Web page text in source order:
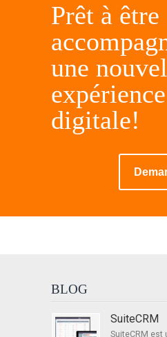
Prêt à être
une
expérience
digitale!
BLOG
SuiteCRM
SuiteCRM est